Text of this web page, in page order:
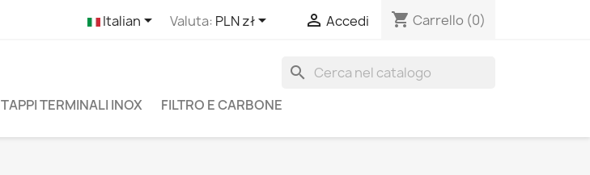
Italian Valuta: PLN zł  Accedi shopping_cart Carrello (0)
search
TAPPI TERMINALI INOX FILTRO E CARBONE